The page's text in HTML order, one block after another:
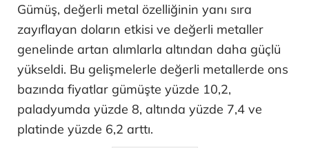
Gümüş, değerli metal özelliğinin yanı sıra
zayıflayan doların etkisi ve değerli metaller
genelinde artan alımlarla altından daha güçlü
yükseldi. Bu gelişmelerle değerli metallerde ons
bazında fiyatlar gümüşte yüzde 10,2,
paladyumda yüzde 8, altında yüzde 7,4 ve
platinde yüzde 6,2 arttı.